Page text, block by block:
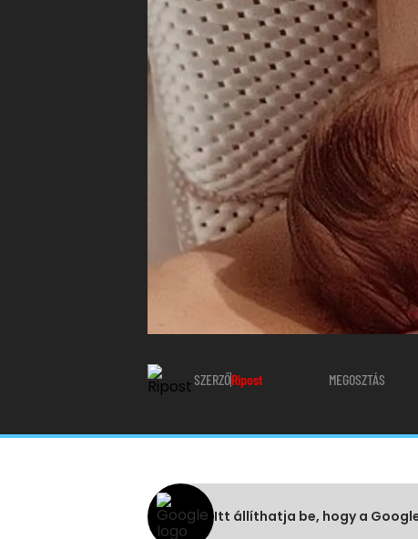
SZERZŐRipost MEGOSZTÁS
Itt állíthatja be, hogy a